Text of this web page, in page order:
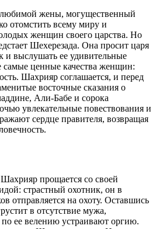
жены, могущественный
отомстить всему миру и
женщин своего царства. Но
Шехерезада. Она просит царя
и выслушать ее удивительные
самые ценные качества женщин:
Шахрияр соглашается, и перед
восточные сказания о
Али-Бабе и сорока
увлекательные повествования и
сердце правителя, возвращая
прощается со своей
страстный охотник, он в
отправляется на охоту. Оставшись
в отсутствие мужа,
ее велению устраивают оргию.